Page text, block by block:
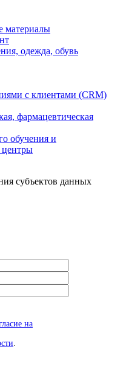
материалы
одежда, обувь
с клиентами (CRM)
фармацевтическая
обучения и
центры
субъектов данных
на